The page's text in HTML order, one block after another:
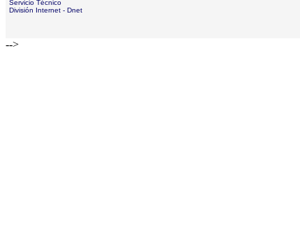
Servicio Técnico
División Internet - Dnet
-->